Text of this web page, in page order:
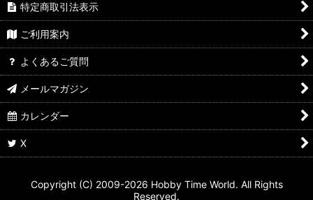
特定商取引法表示
ご利用案内
よくあるご質問
メールマガジン
カレンダー
X
Copyright (C) 2009-2026 Hobby Time World. All Rights
Reserved.